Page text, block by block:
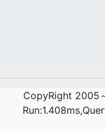
CopyRight 2005